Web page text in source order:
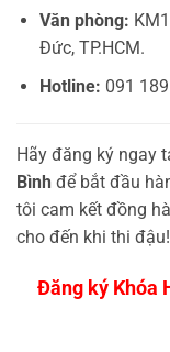
Văn phòng:
Đức, TP.HCM.
Hotline: 091
Hãy đăng ký ngay
Bình để bắt đầu
tôi cam kết đồng
cho đến khi thi đậu!
Đăng ký Khóa